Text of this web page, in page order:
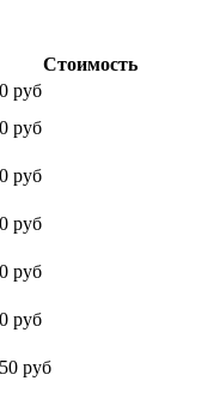
Стоимость
руб
руб
руб
руб
руб
руб
руб